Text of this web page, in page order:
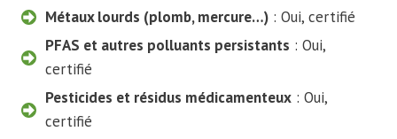
Métaux lourds (plomb, mercure…) : Oui, certifié
PFAS et autres polluants persistants : Oui,
certifié
Pesticides et résidus médicamenteux : Oui,
certifié